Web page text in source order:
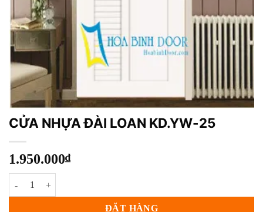
CỬA NHỰA ĐÀI LOAN KD.YW-25
1.950.000₫
CỬA NHỰA ĐÀI LOAN KD.YW-25 số lượng
ĐẶT HÀNG